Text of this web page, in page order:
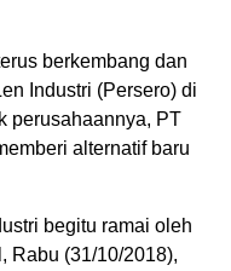
berkembang dan
Industri (Persero) di
perusahaannya, PT
alternatif baru
begitu ramai oleh
Rabu (31/10/2018),